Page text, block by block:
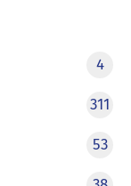
4
311
53